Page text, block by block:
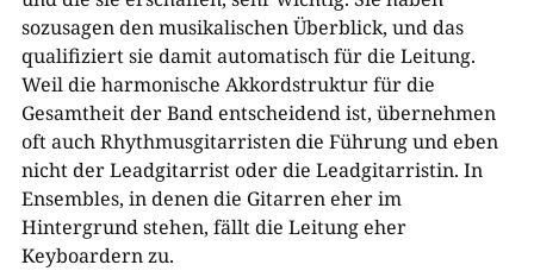
sozusagen den musikalischen Überblick, und das
qualifiziert sie damit automatisch für die Leitung.
Weil die harmonische Akkordstruktur für die
Gesamtheit der Band entscheidend ist, übernehmen
oft auch Rhythmusgitarristen die Führung und eben
nicht der Leadgitarrist oder die Leadgitarristin. In
Ensembles, in denen die Gitarren eher im
Hintergrund stehen, fällt die Leitung eher
Keyboardern zu.